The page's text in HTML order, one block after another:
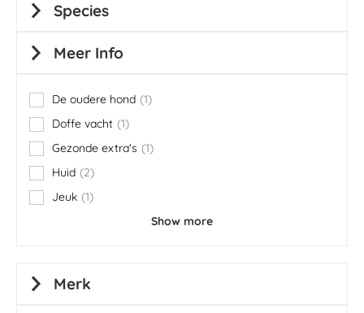
Species
Meer Info
De oudere hond 1
item
Doffe vacht 1
item
Gezonde extra's
1
item
Huid
2
items
Jeuk 1
item
Show more
Merk